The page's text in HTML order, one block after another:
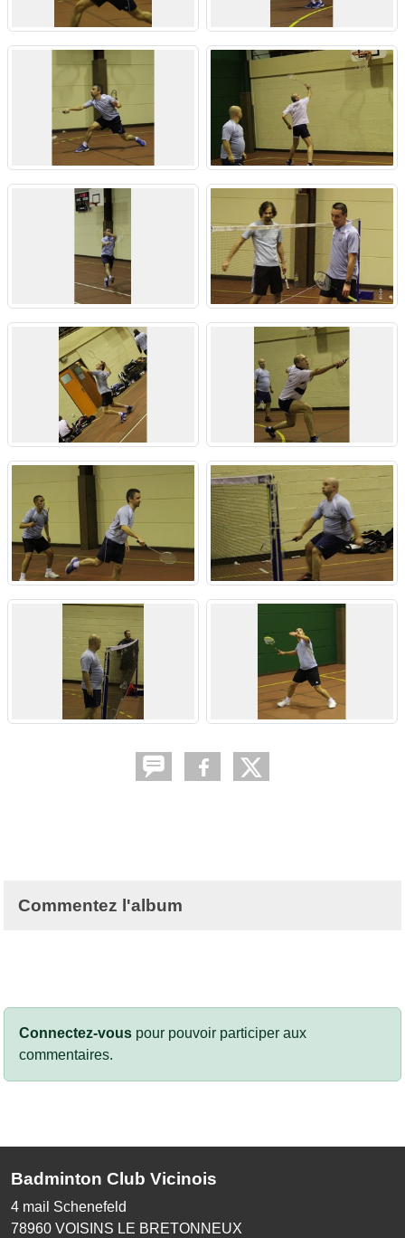
Commentez l'album
Connectez-vous pour pouvoir participer aux
commentaires.
Badminton Club Vicinois
4 mail Schenefeld
78960 VOISINS LE BRETONNEUX